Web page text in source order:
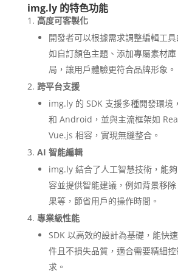
img.ly 的特色功能
高度可客製化
開發者可以根據需求調整編輯工
如自訂顏色主題、添加專屬素材
局，讓用戶體驗更符合品牌形象。
跨平台支援
img.ly 的 SDK 支援多種開發環境
和 Android，並與主流框架如
Vue.js 相容，實現無縫整合。
AI 智能編輯
img.ly 結合了人工智慧技術，能
容並提供智能建議，例如背景移
果等，節省用戶的操作時間。
專業級性能
SDK 以高效的設計為基礎，能快
件且不損失品質，適合需要精細
求。